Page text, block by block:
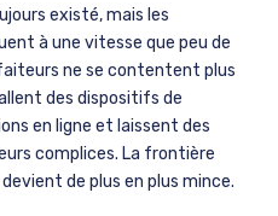
existé, mais les
à une vitesse que peu de
ne se contentent plus
des dispositifs de
en ligne et laissent des
complices. La frontière
de plus en plus mince.